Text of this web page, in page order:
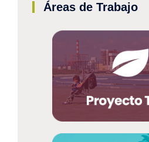
Áreas de Trabajo